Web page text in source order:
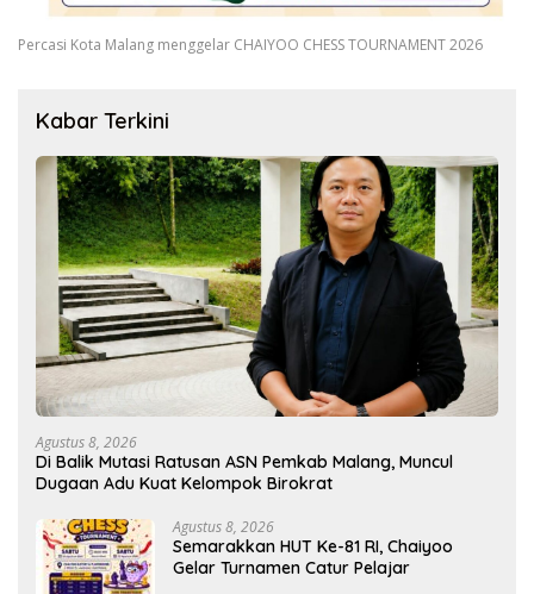
Percasi Kota Malang menggelar CHAIYOO CHESS TOURNAMENT 2026
Kabar Terkini
Agustus 8, 2026
Di Balik Mutasi Ratusan ASN Pemkab Malang, Muncul
Dugaan Adu Kuat Kelompok Birokrat
Agustus 8, 2026
Semarakkan HUT Ke-81 RI, Chaiyoo
Gelar Turnamen Catur Pelajar